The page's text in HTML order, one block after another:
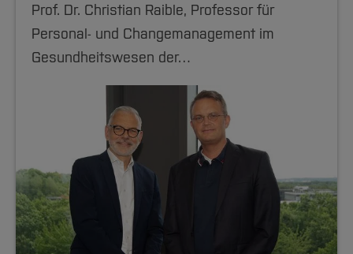
Prof. Dr. Christian Raible, Professor für
Personal- und Changemanagement im
Gesundheitswesen der…